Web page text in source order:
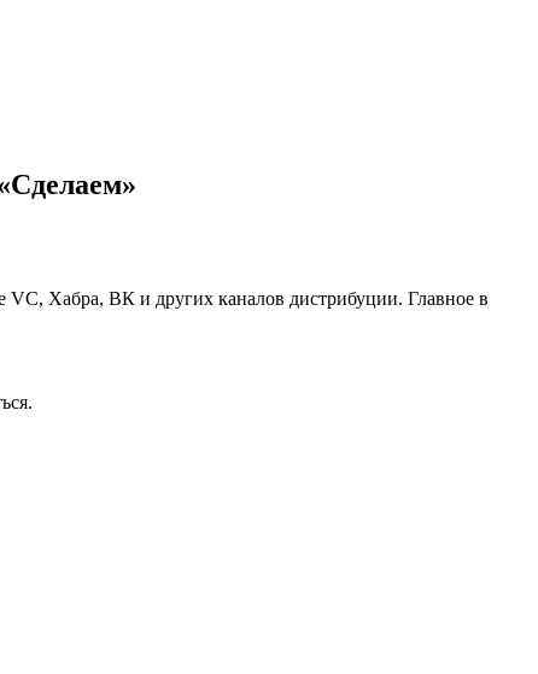
VC, Хабра, ВК и других каналов дистрибуции. Главное в